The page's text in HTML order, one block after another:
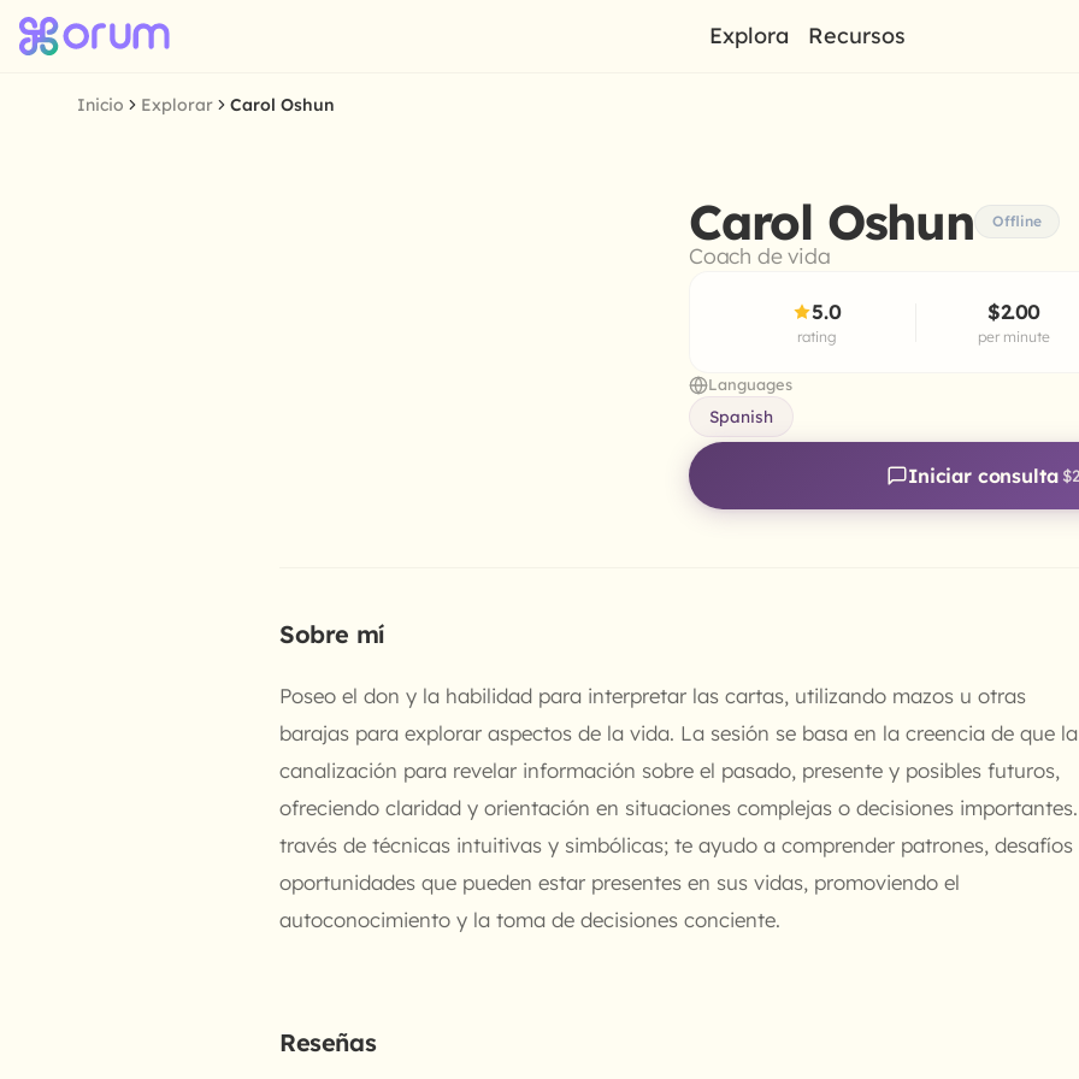
Explora Recursos
Inicio Explorar Carol Oshun
Carol Oshun Offline
Coach de vida
5.0
rating
$2.00
per minute
Languages
Spanish
Iniciar consulta
Sobre mí
Poseo el don y la habilidad para interpretar las cartas, utilizando mazos u otras
barajas para explorar aspectos de la vida. La sesión se basa en la creencia de que la
canalización para revelar información sobre el pasado, presente y posibles futuros,
ofreciendo claridad y orientación en situaciones complejas o decisiones
través de técnicas intuitivas y simbólicas; te ayudo a comprender patrones, desafíos
oportunidades que pueden estar presentes en sus vidas, promoviendo el
autoconocimiento y la toma de decisiones conciente.
Reseñas